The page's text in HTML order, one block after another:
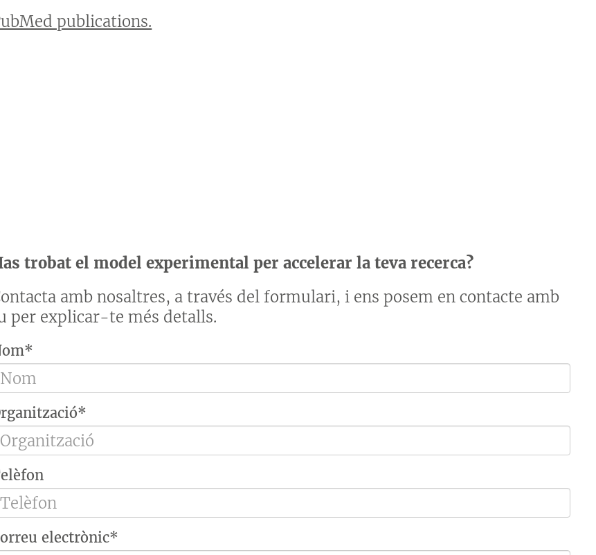
publications.
trobat el model experimental per accelerar la teva recerca?
amb nosaltres, a través del formulari, i ens posem en contacte amb
per explicar-te més detalls.
electrònic*